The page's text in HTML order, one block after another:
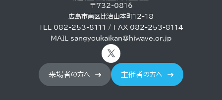
〒732-0816
広島市南区比治山本町12-18
TEL 082-253-8111 / FAX 082-253-8114
MAIL sangyoukaikan@hiwave.or.jp
来場者の方へ 主催者の方へ